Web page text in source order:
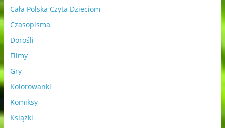
Cała Polska Czyta Dzieciom
Czasopisma
Dorośli
Filmy
Gry
Kolorowanki
Komiksy
Książki